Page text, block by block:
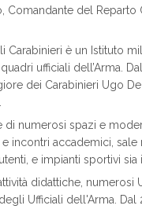
Comandante del Reparto
Carabinieri è un Istituto
ufficiali dell’Arma.
dei Carabinieri Ugo
di numerosi spazi e
e incontri accademici,
e impianti sportivi
didattiche, numerosi
Ufficiali dell'Arma.